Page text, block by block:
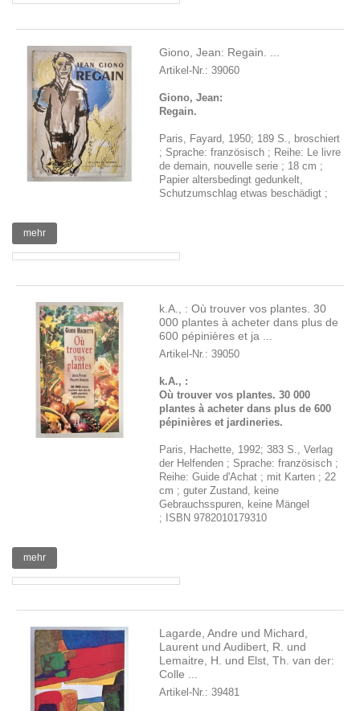
Giono, Jean: Regain. ...
Artikel-Nr.: 39060
Giono, Jean:
Regain.
Paris, Fayard, 1950; 189 S., broschiert
; Sprache: französisch ; Reihe: Le livre
de demain, nouvelle serie ; 18 cm ;
Papier altersbedingt gedunkelt,
Schutzumschlag etwas beschädigt ;
mehr
k.A., : Où trouver vos plantes. 30
000 plantes à acheter dans plus de
600 pépinières et ja ...
Artikel-Nr.: 39050
k.A., :
Où trouver vos plantes. 30 000
plantes à acheter dans plus de 600
pépinières et jardineries.
Paris, Hachette, 1992; 383 S., Verlag
der Helfenden ; Sprache: französisch ;
Reihe: Guide d'Achat ; mit Karten ; 22
cm ; guter Zustand, keine
Gebrauchsspuren, keine Mängel
; ISBN 9782010179310
mehr
Lagarde, Andre und Michard,
Laurent und Audibert, R. und
Lemaitre, H. und Elst, Th. van der:
Colle ...
Artikel-Nr.: 39481